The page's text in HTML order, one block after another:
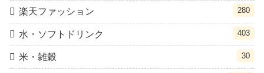
楽天ファッション 280
水・ソフトドリンク 403
米・雑穀 30